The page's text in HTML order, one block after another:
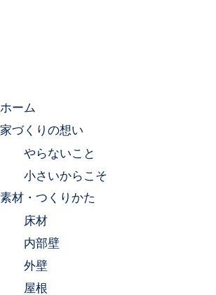
ホーム
家づくりの想い
やらないこと
小さいからこそ
素材・つくりかた
床材
内部壁
外壁
屋根